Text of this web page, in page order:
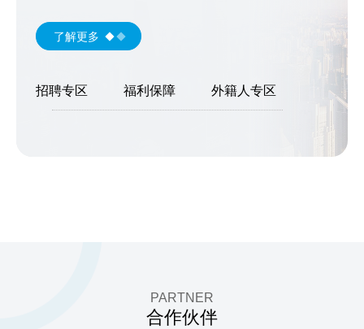
了解更多
招聘专区 福利保障 外籍人专区
PARTNER
合作伙伴